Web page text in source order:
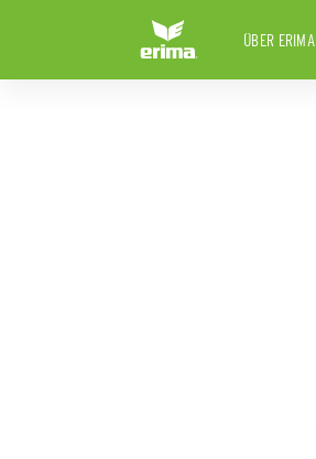
ÜBER ERIMA